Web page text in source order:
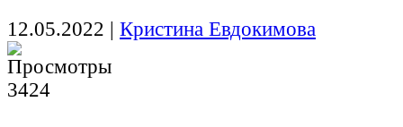
12.05.2022 | Кристина Евдокимова
3424